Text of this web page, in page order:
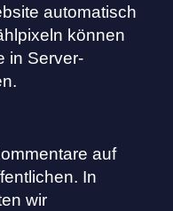
automatisch
können
in Server-
auf
In
wir